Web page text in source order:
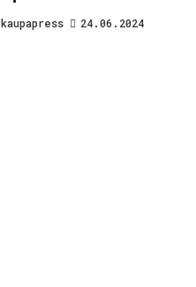
kaupapress 24.06.2024